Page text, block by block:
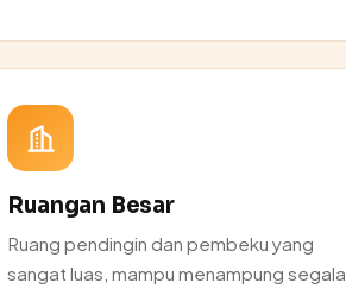
Ruangan Besar
Ruang pendingin dan pembeku yang
sangat luas, mampu menampung segala